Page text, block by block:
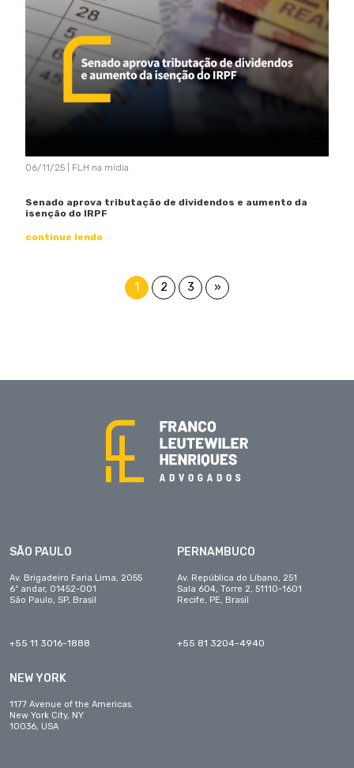
06/11/25 | FLH na mídia
Senado aprova tributação de dividendos e aumento da
isenção do IRPF
continue lendo
1 2 3 »
SÃO PAULO
Av. Brigadeiro Faria Lima, 2055
6º andar, 01452-001
São Paulo, SP, Brasil
+55 11 3016-1888
PERNAMBUCO
Av. República do Líbano, 251
Sala 604, Torre 2, 51110-1601
Recife, PE, Brasil
+55 81 3204-4940
NEW YORK
1177 Avenue of the Americas.
New York City, NY
10036, USA